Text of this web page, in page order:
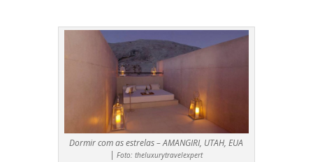
Dormir com as estrelas – AMANGIRI, UTAH, EUA
|Foto:theluxurytravelexpert